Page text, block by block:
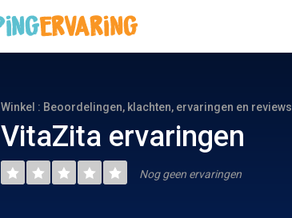
Winkel : Beoordelingen, klachten, ervaringen en reviews
VitaZita ervaringen
Nog geen ervaringen